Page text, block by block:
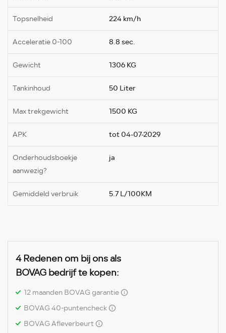
Topsnelheid 224 km/h
Acceleratie 0-100 8.8 sec.
Gewicht 1306 KG
Tankinhoud 50 Liter
Max trekgewicht 1500 KG
APK tot 04-07-2029
Onderhoudsboekje
aanwezig?
ja
Gemiddeld verbruik 5.7 L/100KM
4 Redenen om bij ons als
BOVAG bedrijf te kopen:
12 maanden BOVAG garantie
BOVAG 40-puntencheck
BOVAG Afleverbeurt